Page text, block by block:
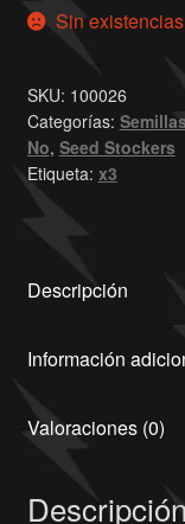
Sin existencias
SKU: 100026
Categorías:
No, Seed Stockers
Etiqueta: x3
Descripción
Información
Valoraciones (0)
Descripción